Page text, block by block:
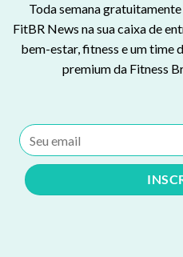
Toda semana
FitBR News na sua caixa de
bem-estar, fitness e um time
premium da Fitness